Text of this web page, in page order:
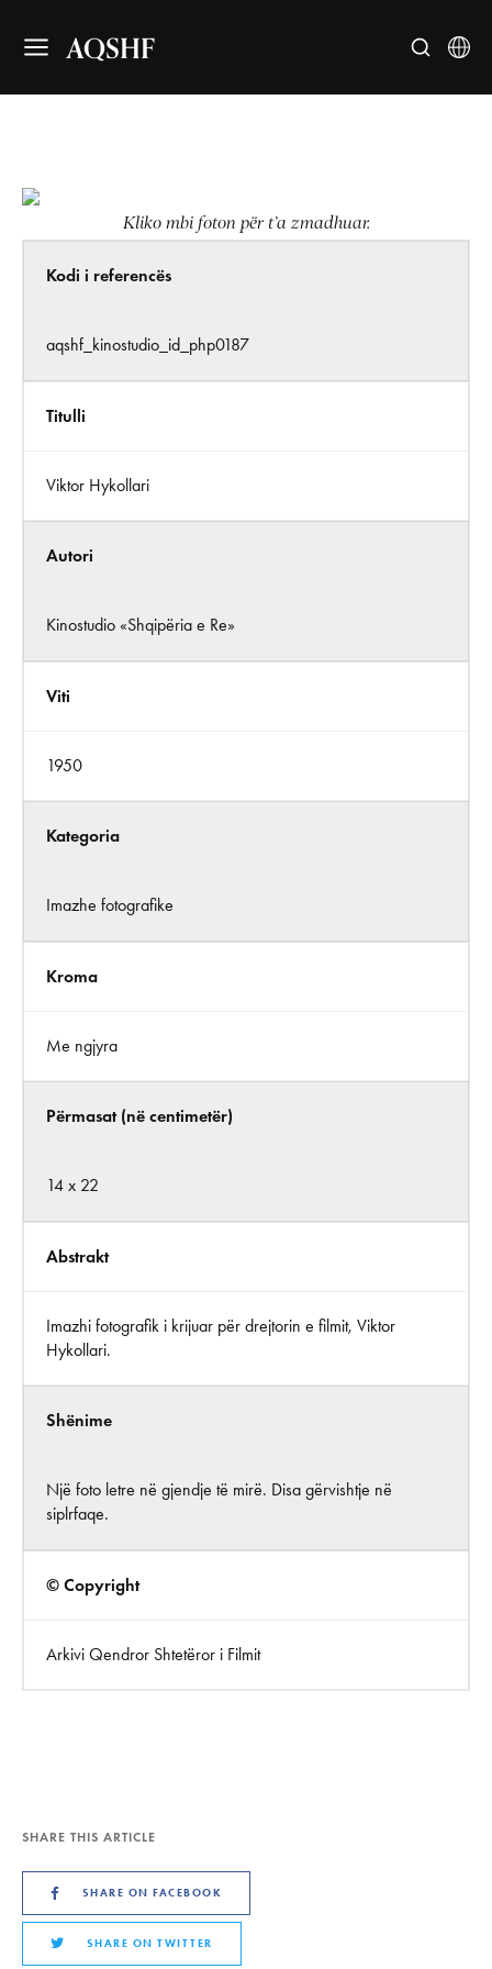
AQSHF
Kliko mbi foton për t’a zmadhuar.
Kodi i referencës
aqshf_kinostudio_id_php0187
Titulli
Viktor Hykollari
Autori
Kinostudio «Shqipëria e Re»
Viti
1950
Kategoria
Imazhe fotografike
Kroma
Me ngjyra
Përmasat (në centimetër)
14 x 22
Abstrakt
Imazhi fotografik i krijuar për drejtorin e filmit, Viktor
Hykollari.
Shënime
Një foto letre në gjendje të mirë. Disa gërvishtje në
siplrfaqe.
© Copyright
Arkivi Qendror Shtetëror i Filmit
SHARE THIS ARTICLE
SHARE ON FACEBOOK
SHARE ON TWITTER